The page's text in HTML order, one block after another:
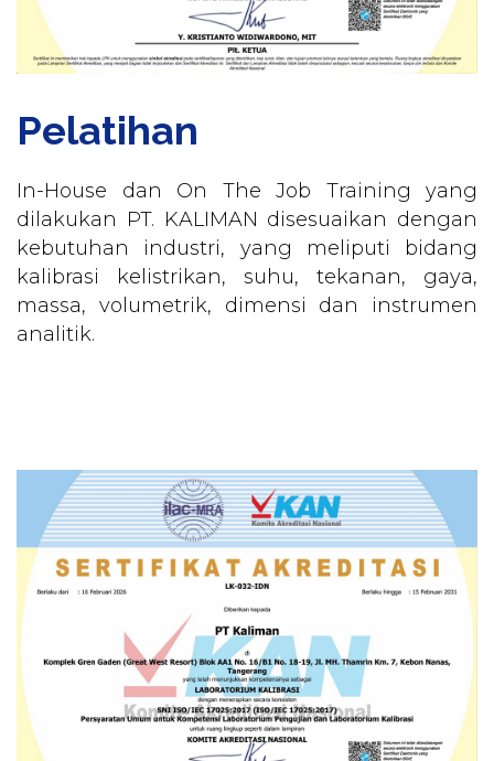
Pelatihan
In-House dan On The Job Training yang
dilakukan PT. KALIMAN disesuaikan dengan
kebutuhan industri, yang meliputi bidang
kalibrasi kelistrikan, suhu, tekanan, gaya,
massa, volumetrik, dimensi dan instrumen
analitik.